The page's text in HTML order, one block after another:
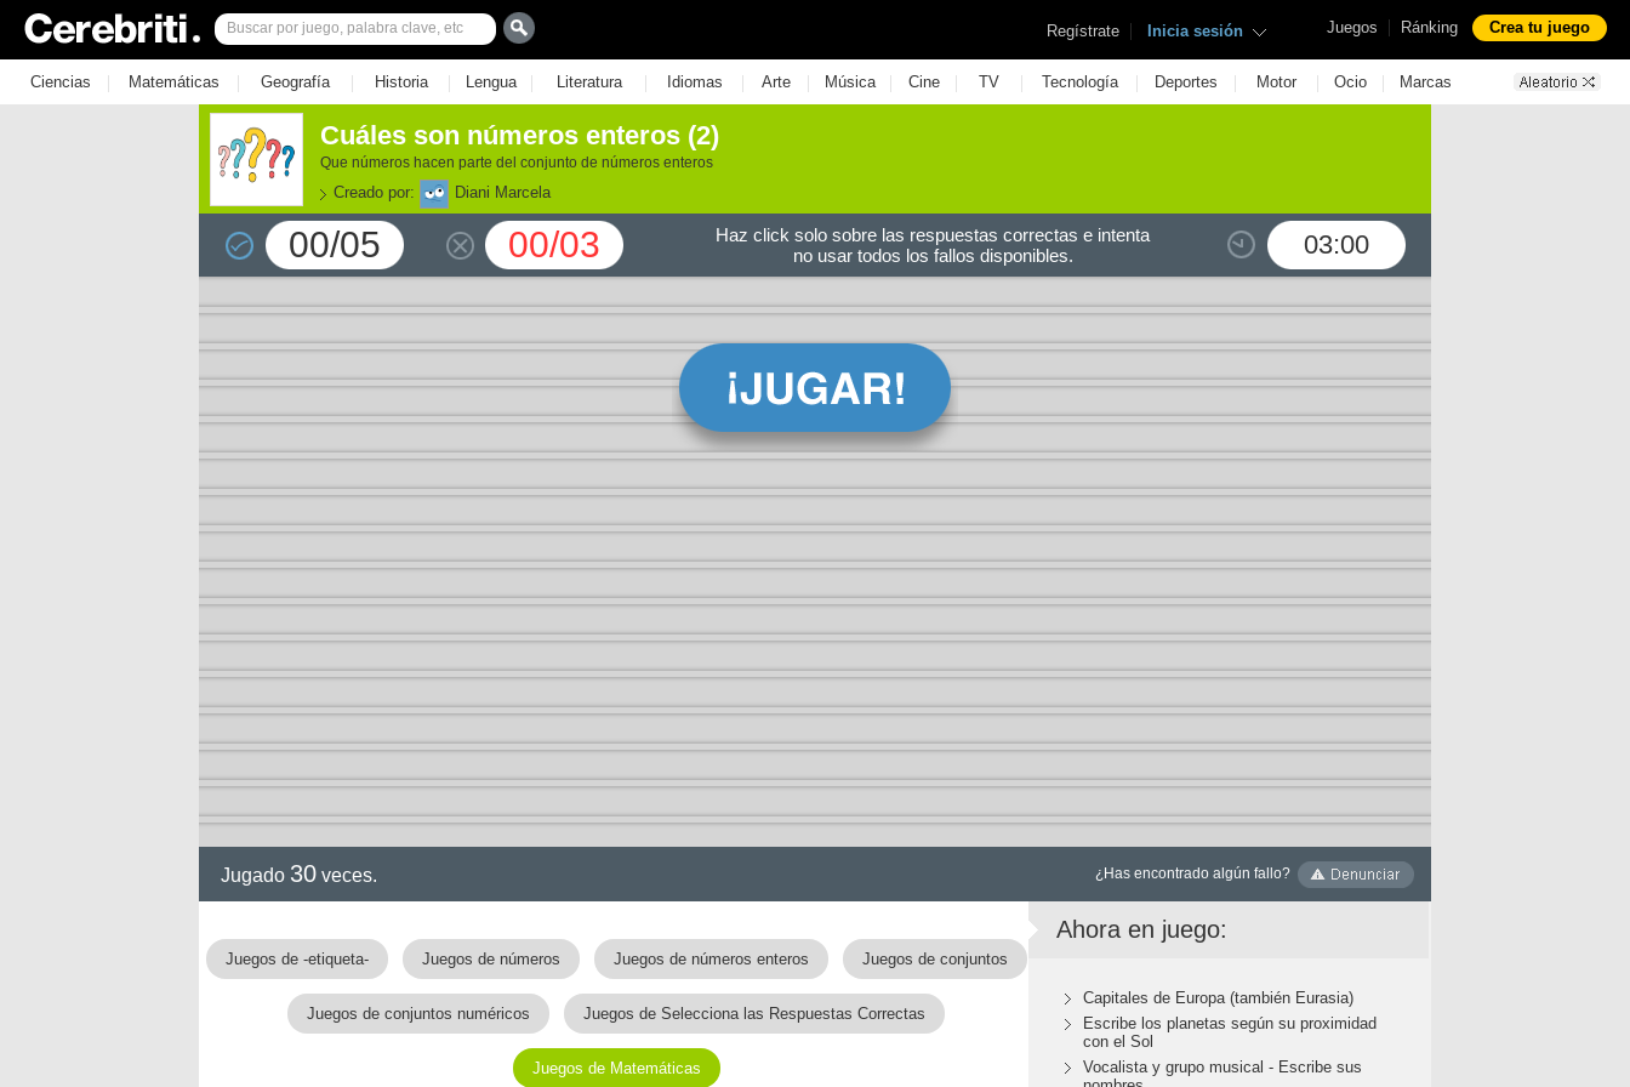
Juegos | Ránking Crea tu juego
Regístrate | Inicia sesión
Ciencias | Matemáticas | Geografía | Historia | Lengua | Literatura | Idiomas | Arte | Música | Cine | TV | Tecnología | Deportes | Motor | Ocio | Marcas
Cuáles son números enteros (2)
Que números hacen parte del conjunto de números enteros
Creado por: Diani Marcela
00/05 00/03 03:00
Haz click solo sobre las respuestas correctas e intenta
no usar todos los fallos disponibles.
Jugado 30 veces. ¿Has encontrado algún fallo?
Juegos de -etiqueta- Juegos de números Juegos de números enteros Juegos de conjuntos
Juegos de conjuntos numéricos Juegos de Selecciona las Respuestas Correctas
Juegos de Matemáticas
Ahora en juego:
Capitales de Europa (también Eurasia)
Escribe los planetas según su proximidad
con el Sol
Vocalista y grupo musical - Escribe sus